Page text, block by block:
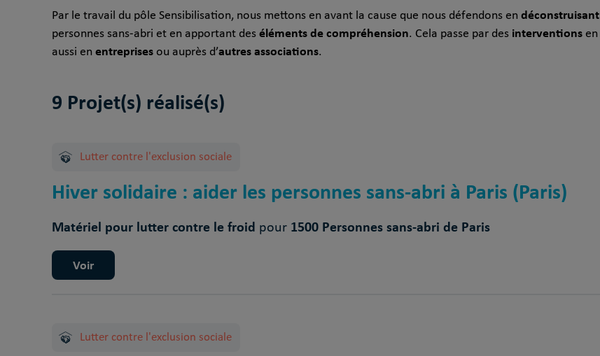
Par le travail du pôle Sensibilisation, nous mettons en avant la cause que nous défendons en déconstruisant
personnes sans-abri et en apportant des éléments de compréhension. Cela passe par des interventions en
aussi en entreprises ou auprès d’autres associations.
9 Projet(s) réalisé(s)
Lutter contre l'exclusion sociale
Hiver solidaire : aider les personnes sans-abri à Paris (Paris)
Matériel pour lutter contre le froid pour 1500 Personnes sans-abri de Paris
Voir
Lutter contre l'exclusion sociale